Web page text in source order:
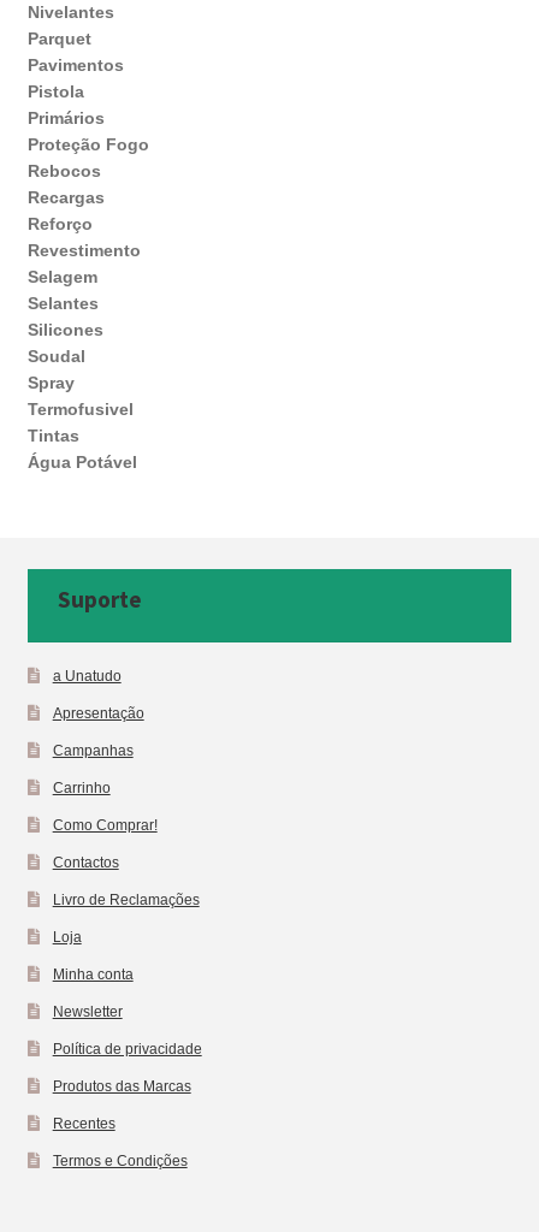
Nivelantes
Parquet
Pavimentos
Pistola
Primários
Proteção Fogo
Rebocos
Recargas
Reforço
Revestimento
Selagem
Selantes
Silicones
Soudal
Spray
Termofusivel
Tintas
Água Potável
Suporte
a Unatudo
Apresentação
Campanhas
Carrinho
Como Comprar!
Contactos
Livro de Reclamações
Loja
Minha conta
Newsletter
Política de privacidade
Produtos das Marcas
Recentes
Termos e Condições